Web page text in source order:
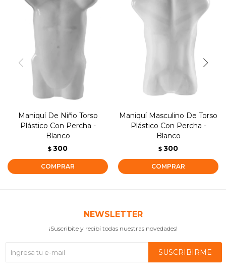
Maniquí De Niño Torso
Plástico Con Percha -
Blanco
$ 300
Maniquí Masculino De Torso
Plástico Con Percha -
Blanco
$ 300
NEWSLETTER
¡Suscribite y recibí todas nuestras novedades!
SUSCRIBIRME